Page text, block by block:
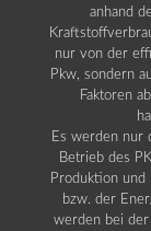
anhand
nur von der
Pkw, sondern
Faktoren
Es werden nur
Betrieb des
Produktion
bzw. der
werden bei